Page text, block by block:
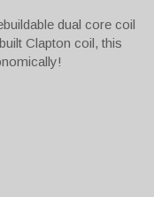
dual core coil
Clapton coil, this